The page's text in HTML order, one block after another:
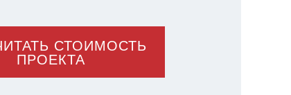
СТОИМОСТЬ
ПРОЕКТА